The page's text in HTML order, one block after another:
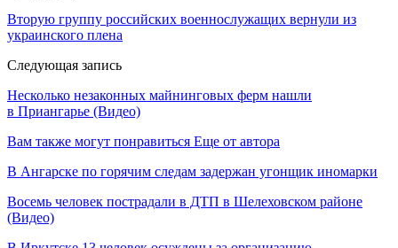
Вторую группу российских военнослужащих вернули из
украинского плена
Следующая запись
Несколько незаконных майнинговых ферм нашли
в Приангарье (Видео)
Вам также могут понравиться Еще от автора
В Ангарске по горячим следам задержан угонщик иномарки
Восемь человек пострадали в ДТП в Шелеховском районе
(Видео)